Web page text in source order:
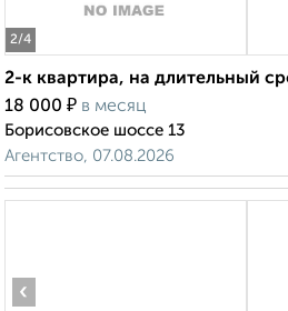
2/4
2-к квартира, на длительный
18 000 ₽ в месяц
Борисовское шоссе 13
Агентство, 07.08.2026
‹